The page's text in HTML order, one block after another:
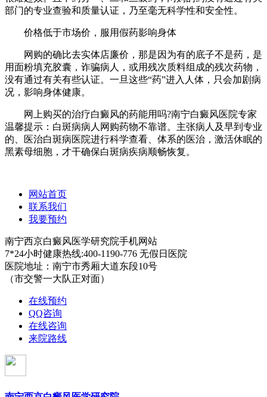
部门的专业查验和质量认证，乃至毫无科学性和安全性。
价格低于市场价，服用假药影响身体
网购的确比去实体店廉价，那是因为有的底子不是药，是
用面粉填充胶囊，诈骗病人，或用残次质料组成的残次药物，
没有通过有关有些认证。一旦这些“药”进入人体，只会加剧病
况，影响身体健康。
网上购买的治疗白癜风的药能用吗?南宁白癜风医院专家
温馨提示：白斑病病人网购药物不靠谱。主张病人及早到专业
的、医治白斑病医院进行科学查看、体系的医治，激活休眠的
黑素母细胞，才干确保白斑病疾病顺畅恢复。
网站首页
联系我们
我要预约
南宁西京白癜风医学研究院手机网站
7*24小时健康热线:400-1190-776 无假日医院
医院地址：南宁市秀厢大道东段10号
（市交警一大队正对面）
在线预约
QQ咨询
在线咨询
来院路线